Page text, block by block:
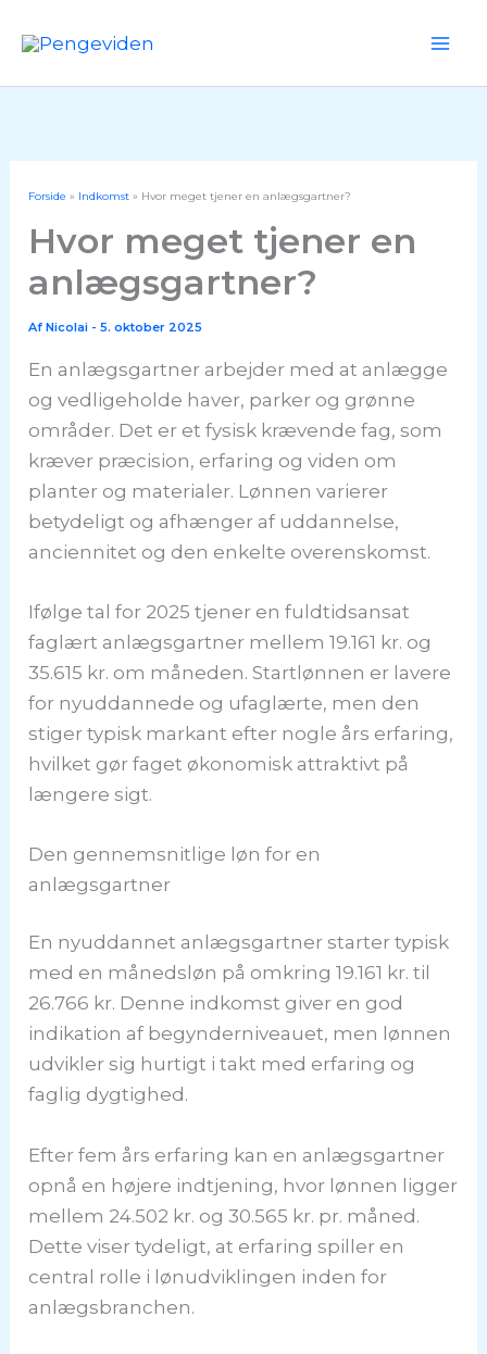
Forside Indkomst Hvor meget tjener en anlægsgartner?
Hvor meget tjener en
anlægsgartner?
AfNicolai -5. oktober 2025
En anlægsgartner arbejder med at anlægge
og vedligeholde haver, parker og grønne
områder. Det er et fysisk krævende fag, som
kræver præcision, erfaring og viden om
planter og materialer. Lønnen varierer
betydeligt og afhænger af uddannelse,
anciennitet og den enkelte overenskomst.
Ifølge tal for 2025 tjener en fuldtidsansat
faglært anlægsgartner mellem 19.161 kr. og
35.615 kr. om måneden. Startlønnen er lavere
for nyuddannede og ufaglærte, men den
stiger typisk markant efter nogle års erfaring,
hvilket gør faget økonomisk attraktivt på
længere sigt.
Den gennemsnitlige løn for en
anlægsgartner
En nyuddannet anlægsgartner starter typisk
med en månedsløn på omkring 19.161 kr. til
26.766 kr. Denne indkomst giver en god
indikation af begynderniveauet, men lønnen
udvikler sig hurtigt i takt med erfaring og
faglig dygtighed.
Efter fem års erfaring kan en anlægsgartner
opnå en højere indtjening, hvor lønnen ligger
mellem 24.502 kr. og 30.565 kr. pr. måned.
Dette viser tydeligt, at erfaring spiller en
central rolle i lønudviklingen inden for
anlægsbranchen.